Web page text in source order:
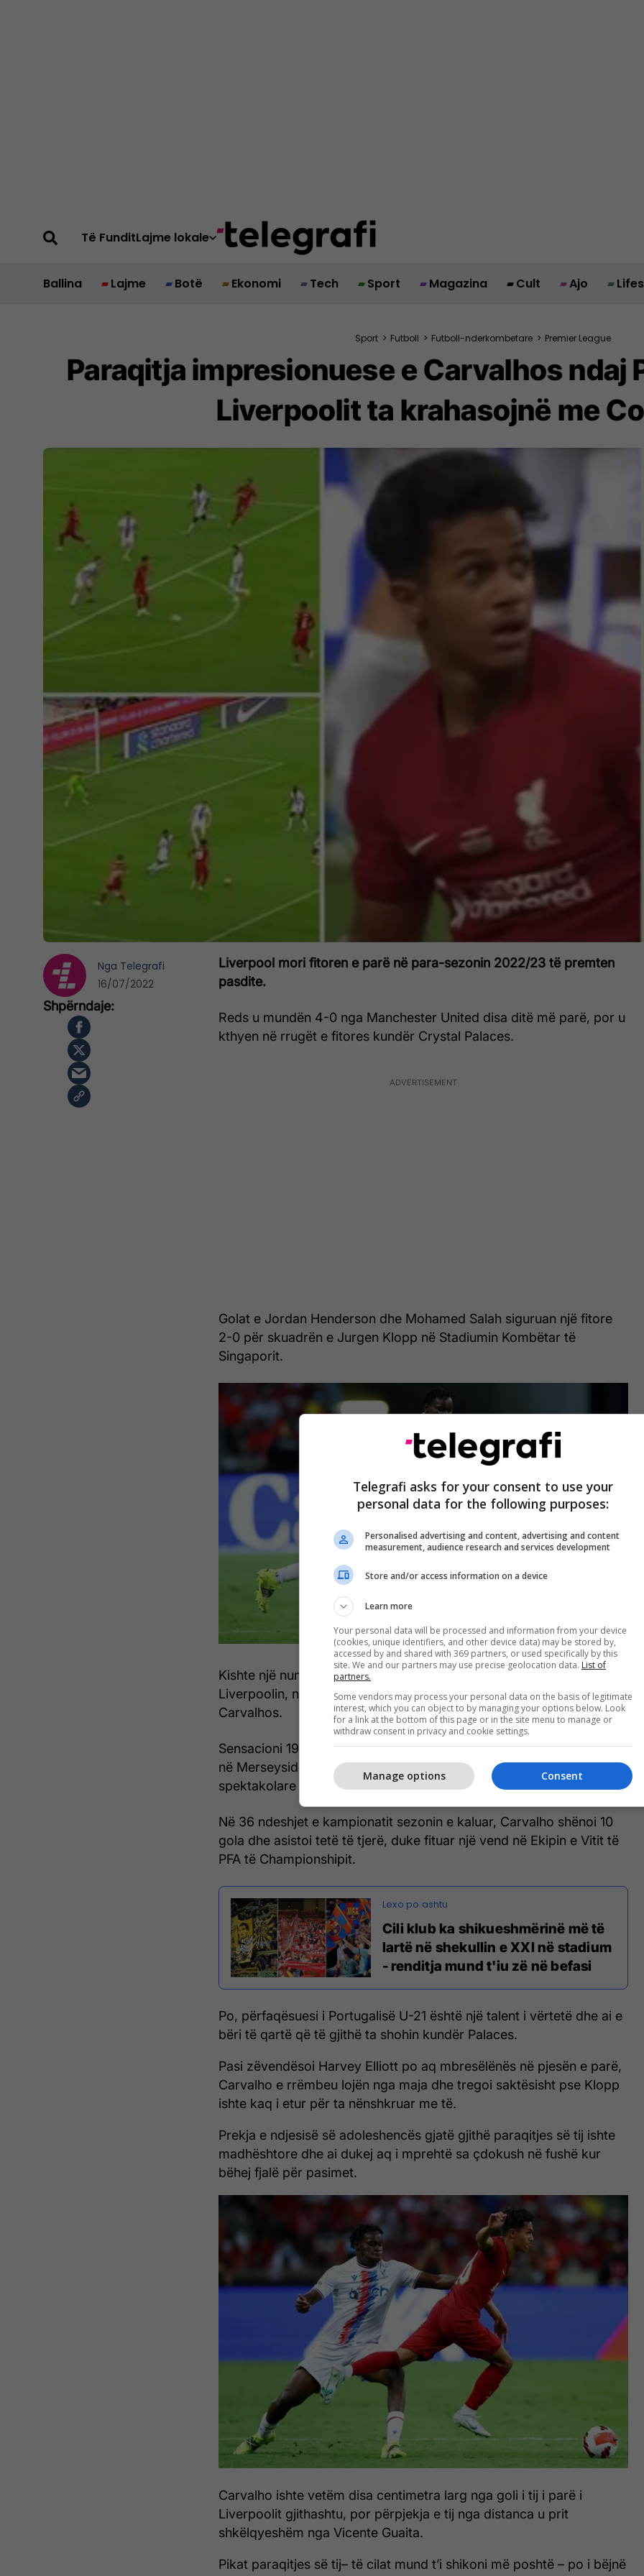
Të FunditLajme lokale
Ballina Lajme Botë Ekonomi Tech Sport Magazina Cult Ajo
Sport > Futboll > Futboll-nderkombetare > Premier League
Paraqitja impresionuese e Carvalhos ndaj
Liverpoolit ta krahasojnë me
Liverpool mori fitoren e parë në para-sezonin 2022/23 të premten
pasdite.
Reds u mundën 4-0 nga Manchester United disa ditë më parë, por u
kthyen në rrugët e fitores kundër Crystal Palaces.
Golat e Jordan Henderson dhe Mohamed Salah siguruan një fitore
2-0 për skuadrën e Jurgen Klopp në Stadiumin Kombëtar të
Singaporit.
Kishte një numër të konsiderueshëm të paraqitjeve pozitive për
Liverpoolin, një nga më të mëdhatë ishte performanca e Fabio
Carvalhos.
Sensacioni 19-vjeçar përfundoi një transferim prej 10 milionë eurosh
në Merseyside nga Fulham këtë verë, pasi dhuroi paraqitje
spektakolare në edicionin 2021/22.
Në 36 ndeshjet e kampionatit sezonin e kaluar, Carvalho shënoi 10
gola dhe asistoi tetë të tjerë, duke fituar një vend në Ekipin e Vitit të
PFA të Championshipit.
Cili klub ka shikueshmërinë më të
lartë në shekullin e XXI në stadium
- renditja mund t'iu zë në befasi
Po, përfaqësuesi i Portugalisë U-21 është një talent i vërtetë dhe ai e
bëri të qartë që të gjithë ta shohin kundër Palaces.
Pasi zëvendësoi Harvey Elliott po aq mbresëlënës në pjesën e parë,
Carvalho e rrëmbeu lojën nga maja dhe tregoi saktësisht pse Klopp
ishte kaq i etur për ta nënshkruar me të.
Prekja e ndjesisë së adoleshencës gjatë gjithë paraqitjes së tij ishte
madhështore dhe ai dukej aq i mprehtë sa çdokush në fushë kur
bëhej fjalë për pasimet.
Carvalho ishte vetëm disa centimetra larg nga goli i tij i parë i
Liverpoolit gjithashtu, por përpjekja e tij nga distanca u prit
shkëlqyeshëm nga Vicente Guaita.
Pikat paraqitjes së tij– të cilat mund t’i shikoni më poshtë – po i bëjnë
Nga Telegrafi
16/07/2022
Telegrafi asks for your consent to use your
personal data for the following purposes:
Personalised advertising and content, advertising and content
measurement, audience research and services development
Store and/or access information on a device
Learn more
Your personal data will be processed and information from your device
(cookies, unique identifiers, and other device data) may be stored by,
accessed by and shared with 369 partners, or used specifically by this
site. We and our partners may use precise geolocation data. List of
partners.
Some vendors may process your personal data on the basis of legitimate
interest, which you can object to by managing your options below. Look
for a link at the bottom of this page or in the site menu to manage or
withdraw consent in privacy and cookie settings.
Consent
Manage options